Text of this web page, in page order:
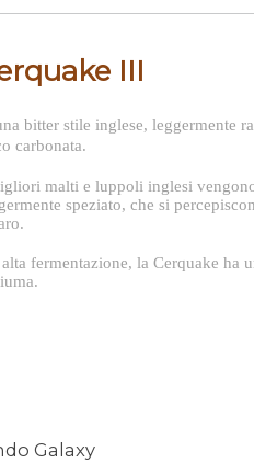
III
bitter stile inglese, leggermente
carbonata.
malti e luppoli inglesi
speziato, che si
fermentazione, la Cerquake ha
Galaxy